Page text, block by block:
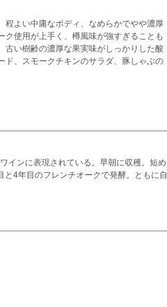
程よい中庸なボディ、なめらかでやや濃厚
使用が上手く、樽風味が強すぎることも
古い樹齢の濃厚な果実味がしっかりした酸
ド、スモークチキンのサラダ、豚しゃぶの
インに表現されている。早朝に収穫。短め
4年目のフレンチオークで発酵。ともに自